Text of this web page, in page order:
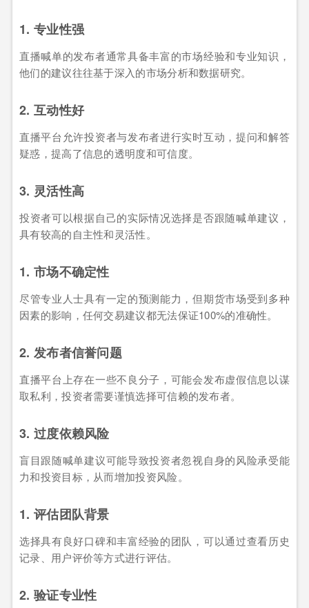
1. 专业性强
直播喊单的发布者通常具备丰富的市场经验和专业知识，
他们的建议往往基于深入的市场分析和数据研究。
2. 互动性好
直播平台允许投资者与发布者进行实时互动，提问和解答
疑惑，提高了信息的透明度和可信度。
3. 灵活性高
投资者可以根据自己的实际情况选择是否跟随喊单建议，
具有较高的自主性和灵活性。
1. 市场不确定性
尽管专业人士具有一定的预测能力，但期货市场受到多种
因素的影响，任何交易建议都无法保证100%的准确性。
2. 发布者信誉问题
直播平台上存在一些不良分子，可能会发布虚假信息以谋
取私利，投资者需要谨慎选择可信赖的发布者。
3. 过度依赖风险
盲目跟随喊单建议可能导致投资者忽视自身的风险承受能
力和投资目标，从而增加投资风险。
1. 评估团队背景
选择具有良好口碑和丰富经验的团队，可以通过查看历史
记录、用户评价等方式进行评估。
2. 验证专业性